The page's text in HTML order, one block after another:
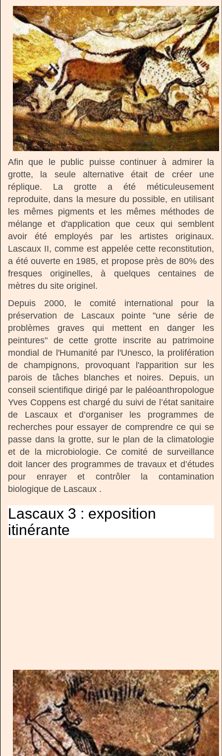
Afin que le public puisse continuer à admirer la
grotte, la seule alternative était de créer une
réplique. La grotte a été méticuleusement
reproduite, dans la mesure du possible, en utilisant
les mêmes pigments et les mêmes méthodes de
mélange et d'application que ceux qui semblent
avoir été employés par les artistes originaux.
Lascaux II, comme est appelée cette reconstitution,
a été ouverte en 1985, et propose près de 80% des
fresques originelles, à quelques centaines de
mètres du site originel.
Depuis 2000, le comité international pour la
préservation de Lascaux pointe "une série de
problèmes graves qui mettent en danger les
peintures" de cette grotte inscrite au patrimoine
mondial de l'Humanité par l'Unesco, la prolifération
de champignons, provoquant l'apparition sur les
parois de tâches blanches et noires. Depuis, un
conseil scientifique dirigé par le paléoanthropologue
Yves Coppens est chargé du suivi de l’état sanitaire
de Lascaux et d’organiser les programmes de
recherches pour essayer de comprendre ce qui se
passe dans la grotte, sur le plan de la climatologie
et de la microbiologie. Ce comité de surveillance
doit lancer des programmes de travaux et d’études
pour enrayer et contrôler la contamination
biologique de Lascaux .
Lascaux 3 : exposition
itinérante